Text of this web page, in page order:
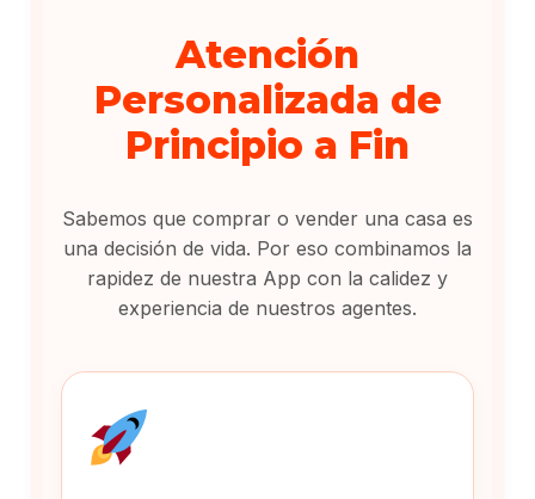
Atención
Personalizada de
Principio a Fin
Sabemos que comprar o vender una casa es
una decisión de vida. Por eso combinamos la
rapidez de nuestra App con la calidez y
experiencia de nuestros agentes.